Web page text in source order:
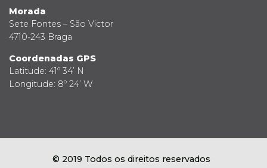
Morada
Sete Fontes – São Victor
4710-243 Braga
Coordenadas GPS
Latitude: 41º 34’ N
Longitude: 8º 24’ W
© 2019 Todos os direitos reservados